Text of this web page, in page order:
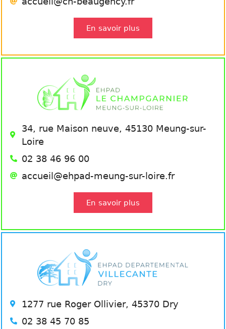
En savoir plus
34, rue Maison neuve, 45130 Meung-sur-
Loire
02 38 46 96 00
accueil@ehpad-meung-sur-loire.fr
En savoir plus
1277 rue Roger Ollivier, 45370 Dry
02 38 45 70 85